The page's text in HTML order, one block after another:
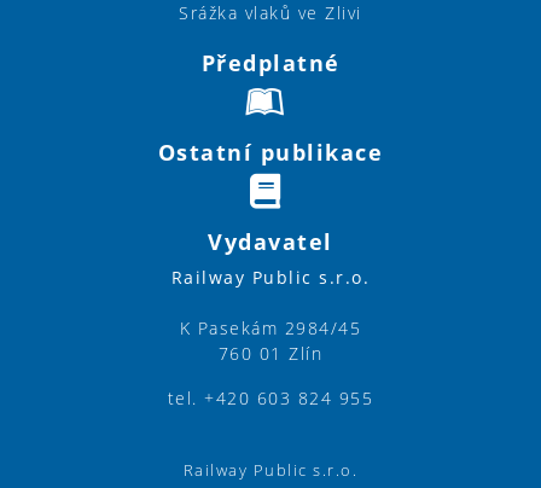
Srážka vlaků ve Zlivi
Předplatné
Ostatní publikace
Vydavatel
Railway Public s.r.o.
K Pasekám 2984/45
760 01 Zlín
tel. +420 603 824 955
Railway Public s.r.o.